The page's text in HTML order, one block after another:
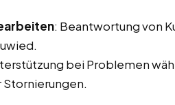
: Beantwortung von
bei Problemen